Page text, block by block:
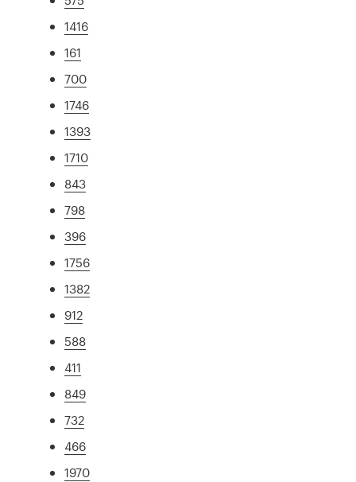
1416
161
700
1746
1393
1710
843
798
396
1756
1382
912
588
411
849
732
466
1970